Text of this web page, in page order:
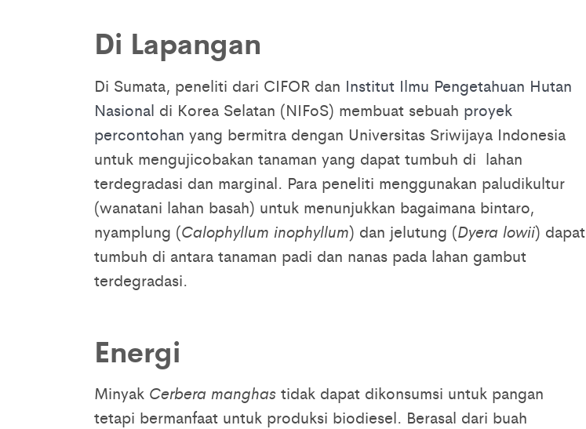
Di Lapangan
Di Sumata, peneliti dari CIFOR dan Institut Ilmu Pengetahuan Hutan
Nasional di Korea Selatan (NIFoS) membuat sebuah proyek
percontohan yang bermitra dengan Universitas Sriwijaya Indonesia
untuk mengujicobakan tanaman yang dapat tumbuh di lahan
terdegradasi dan marginal. Para peneliti menggunakan paludikultur
(wanatani lahan basah) untuk menunjukkan bagaimana bintaro,
nyamplung (Calophyllum inophyllum) dan jelutung (Dyera lowii) dapat
tumbuh di antara tanaman padi dan nanas pada lahan gambut
terdegradasi.
Energi
Minyak Cerbera manghas tidak dapat dikonsumsi untuk pangan
tetapi bermanfaat untuk produksi biodiesel. Berasal dari buah